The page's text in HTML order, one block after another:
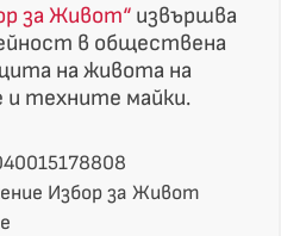
за Живот“ извършва
в обществена
на живота на
и техните майки.
Избор за Живот